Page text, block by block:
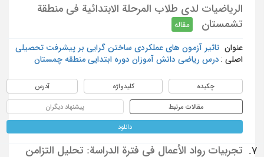
الرياضيات لدى طلاب المرحلة الابتدائية في منطقة
تشمستان
مقاله
عنوان
اصلی :
تاثیر آزمون های عملکردی ساختن گرایی بر پیشرفت تحصیلی
درس ریاضی دانش آموزان دوره ابتدایی منطقه چمستان
چکیده کلیدواژه آدرس
مقالات مرتبط پیشنهاد دیگران
دانلود
7.
تجربيات رواد الأعمال في فترة الدراسة: تحليل التزامن